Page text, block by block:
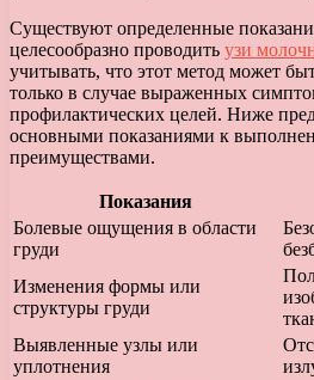
Существуют определенные
целесообразно проводить узи
учитывать, что этот метод может
только в случае выраженных
профилактических целей. Ниже
основными показаниями к
преимуществами.
Показания
Болевые ощущения в области
груди
Изменения формы или
структуры груди
Выявленные узлы или
уплотнения